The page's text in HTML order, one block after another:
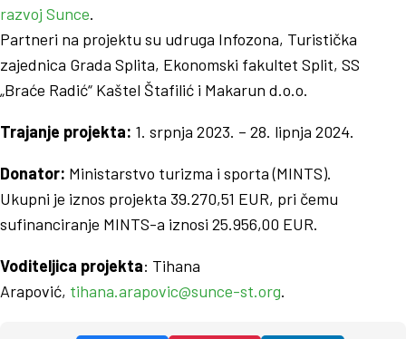
razvoj Sunce.
Partneri na projektu su udruga Infozona, Turistička
zajednica Grada Splita, Ekonomski fakultet Split, SS
„Braće Radić“ Kaštel Štafilić i Makarun d.o.o.
Trajanje projekta: 1. srpnja 2023. – 28. lipnja 2024.
Donator: Ministarstvo turizma i sporta (MINTS).
Ukupni je iznos projekta 39.270,51 EUR, pri čemu
sufinanciranje MINTS-a iznosi 25.956,00 EUR.
Voditeljica projekta: Tihana
Arapović, tihana.arapovic@sunce-st.org.